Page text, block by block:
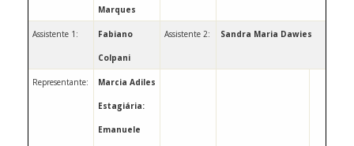
Marques
Assistente 1: Fabiano
Colpani
Assistente 2: Sandra Maria Dawies
Representante: Marcia Adiles
Estagiária:
Emanuele